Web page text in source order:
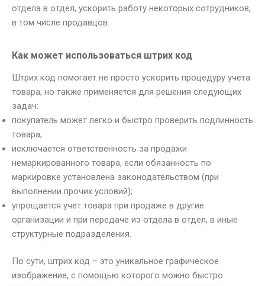
отдела в отдел, ускорить работу некоторых сотрудников,
в том числе продавцов.
Как может использоваться штрих код
Штрих код помогает не просто ускорить процедуру учета
товара, но также применяется для решения следующих
задач:
покупатель может легко и быстро проверить подлинность
товара;
исключается ответственность за продажи
немаркированного товара, если обязанность по
маркировке установлена законодательством (при
выполнении прочих условий);
упрощается учет товара при продаже в другие
организации и при передаче из отдела в отдел, в иные
структурные подразделения.
По сути, штрих код – это уникальное графическое
изображение, с помощью которого можно быстро